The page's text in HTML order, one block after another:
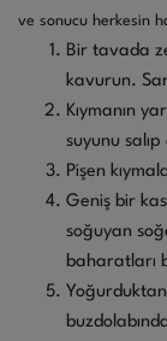
ve sonucu herkesin
Bir tavada
kavurun.
Kıymanın
suyunu
Pişen
Geniş bir
soğuyan
baharatları